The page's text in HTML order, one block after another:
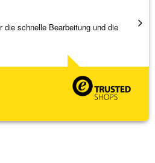
die schnelle Bearbeitung und die
Top